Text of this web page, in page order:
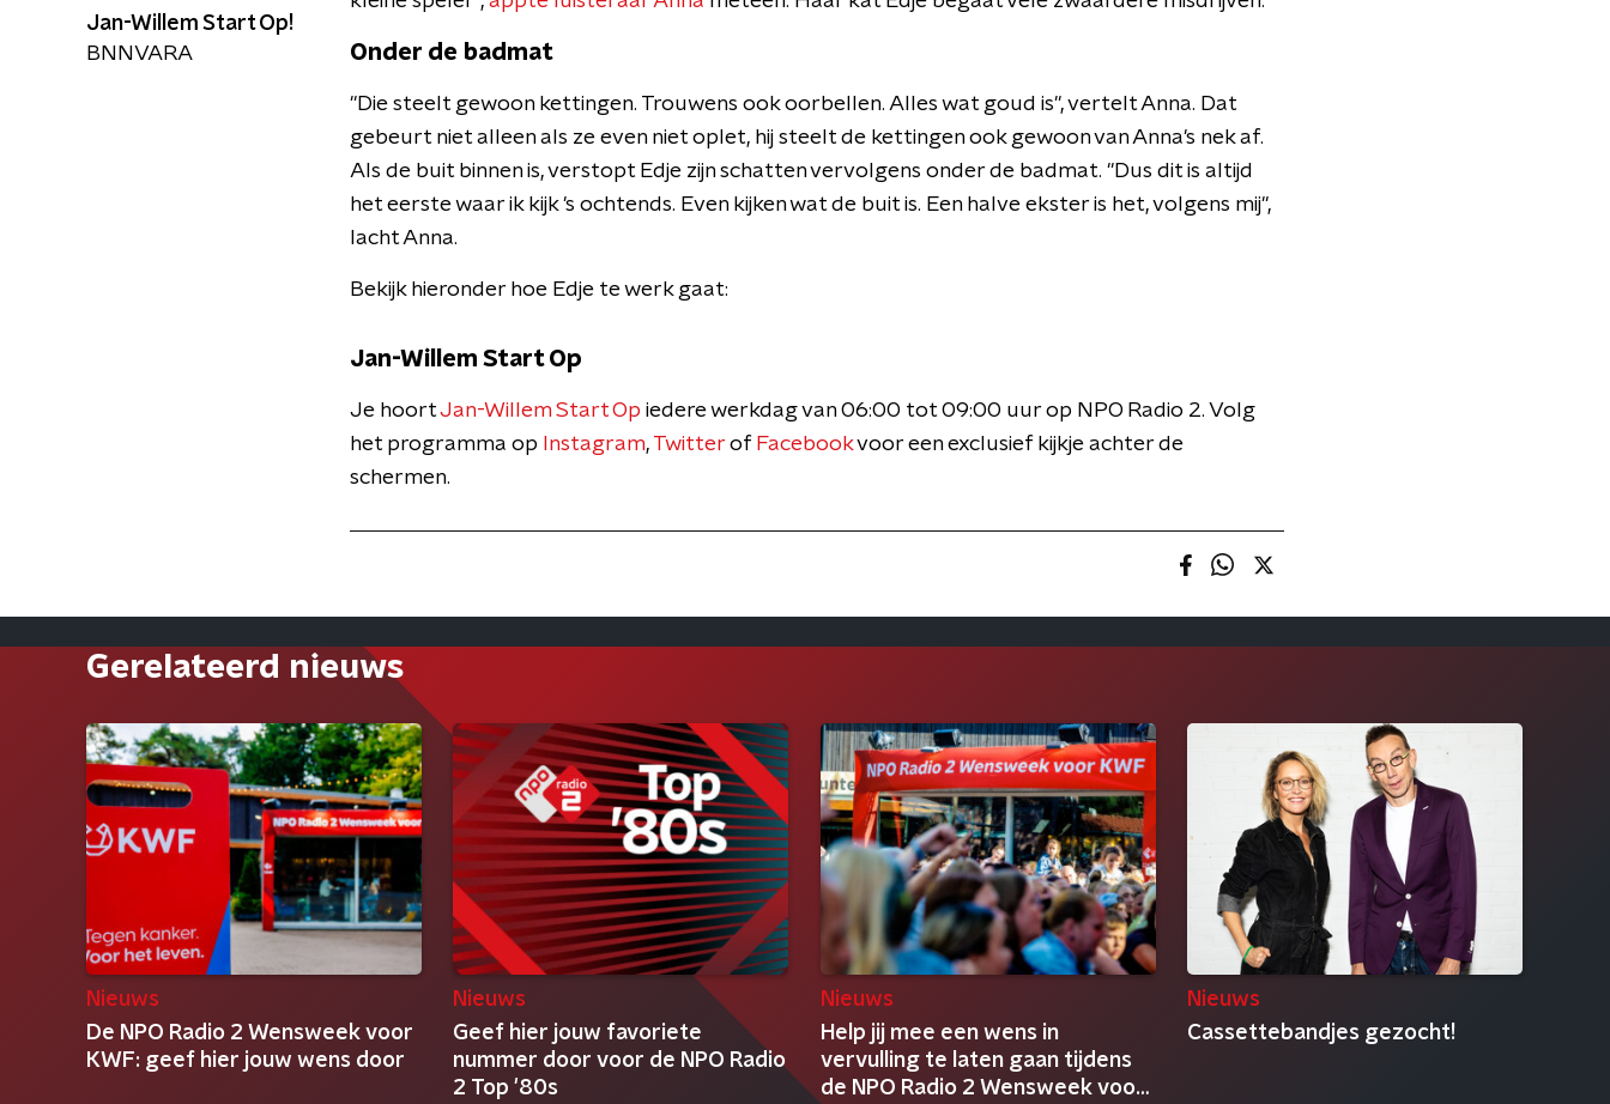
Onder de badmat
"Die steelt gewoon kettingen. Trouwens ook oorbellen. Alles wat goud is", vertelt Anna. Dat
gebeurt niet alleen als ze even niet oplet, hij steelt de kettingen ook gewoon van Anna's nek af.
Als de buit binnen is, verstopt Edje zijn schatten vervolgens onder de badmat. "Dus dit is altijd
het eerste waar ik kijk 's ochtends. Even kijken wat de buit is. Een halve ekster is het, volgens mij",
lacht Anna.
Bekijk hieronder hoe Edje te werk gaat:
Jan-Willem Start Op
Je hoortJan-Willem Start Op iedere werkdag van 06:00 tot 09:00 uur op NPO Radio 2. Volg
het programma op
Instagram, Twitter of Facebookvoor een exclusief kijkje achter de
schermen.
Jan-Willem Start Op!
BNNVARA
Gerelateerd nieuws
Nieuws
De NPO Radio 2 Wensweek voor
KWF: geef hier jouw wens door
Nieuws
Geef hier jouw favoriete
nummer door voor de NPO Radio
2 Top '80s
Nieuws
Help jij mee een wens in
vervulling te laten gaan tijdens
de NPO Radio 2 Wensweek voor
Nieuws
Cassettebandjes gezocht!